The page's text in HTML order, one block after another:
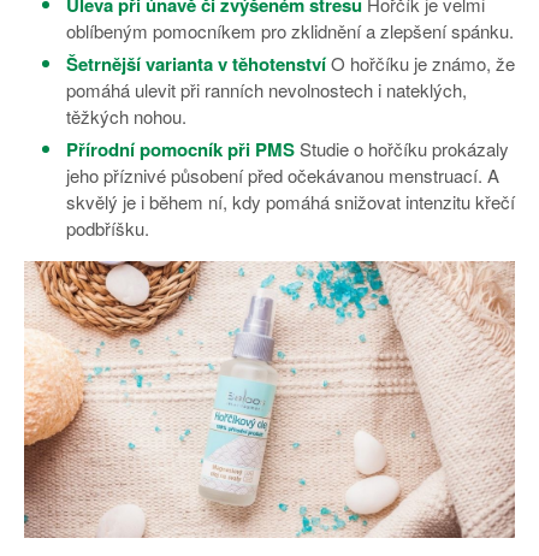
oblíbeným pomocníkem pro zklidnění a zlepšení spánku.
Šetrnější varianta v těhotenstvíO hořčíku je známo, že
pomáhá ulevit při ranních nevolnostech i nateklých,
těžkých nohou.
Přírodní pomocník při PMSStudie o hořčíku prokázaly
jeho příznivé působení před očekávanou menstruací. A
skvělý je i během ní, kdy pomáhá snižovat intenzitu křečí
podbříšku.